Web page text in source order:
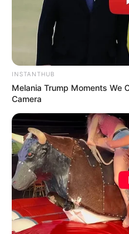
INSTANTHUB
Melania Trump Moments We
Camera